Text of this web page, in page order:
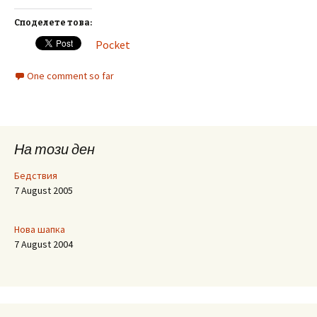
Споделете това:
Pocket
One comment so far
На този ден
Бедствия
7 August 2005
Нова шапка
7 August 2004